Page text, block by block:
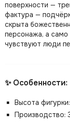
поверхности —
фактура —
скрыта
персонажа, а
чувствуют люди
✨ Особенности:
Высота
Производство: